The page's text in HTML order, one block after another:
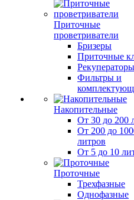
Приточные
проветриватели
Бризеры
Приточные
Рекуператоры
Фильтры и
Накопительные
От 30 до 200
От 200 до
литров
От 5 до 10
Проточные
Трехфазные
Однофазные